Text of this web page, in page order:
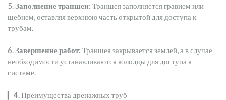
5.Заполнение траншеи: Траншея заполняется гравием или
щебнем, оставляя верхнюю часть открытой для доступа к
трубам.
6.Завершение работ: Траншея закрывается землей, а в случае
необходимости устанавливаются колодцы для доступа к
системе.
4.Преимущества дренажных труб